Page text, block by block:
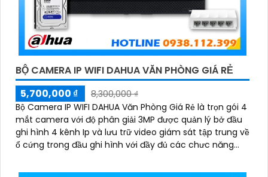
BỘ CAMERA IP WIFI DAHUA VĂN PHÒNG GIÁ RẺ
5,700,000 ₫
8,300,000 ₫
Bộ Camera IP WIFI DAHUA Văn Phòng Giá Rẻ là trọn gói 4
mắt camera với độ phân giải 3MP được quản lý bở đầu
ghi hình 4 kênh Ip và lưu trữ video giám sát tập trung về
ổ cứng trong đầu ghi hình với đầy đủ các chưc năng
chiều và giám sát có màu vào ban đêm